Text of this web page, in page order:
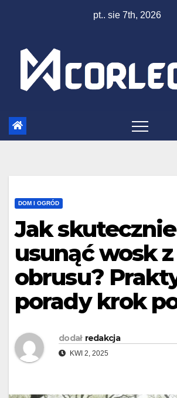
pt.. sie 7th, 2026
DOM I OGRÓD
Jak skutecznie
usunąć wosk z
obrusu?
porady krok
dodał redakcja
KWI 2, 2025